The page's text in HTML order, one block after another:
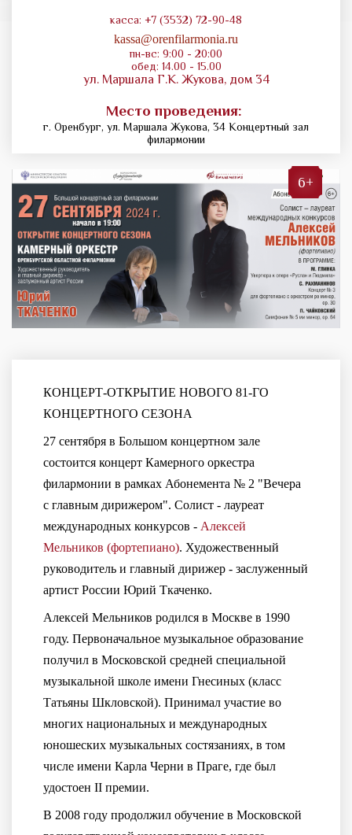
касса: +7 (3532) 72-90-48
kassa@orenfilarmonia.ru
пн-вс: 9:00 - 20:00
обед: 14.00 - 15.00
ул. Маршала Г.К. Жукова, дом 34
Место проведения:
г. Оренбург, ул. Маршала Жукова, 34 Концертный зал
филармонии
6+
КОНЦЕРТ-ОТКРЫТИЕ НОВОГО 81-ГО
КОНЦЕРТНОГО СЕЗОНА
27 сентября в Большом концертном зале
состоится концерт Камерного оркестра
филармонии в рамках Абонемента № 2 "Вечера
с главным дирижером". Солист - лауреат
международных конкурсов - Алексей
Мельников (фортепиано). Художественный
руководитель и главный дирижер - заслуженный
артист России Юрий Ткаченко.
Алексей Мельников родился в Москве в 1990
году. Первоначальное музыкальное образование
получил в Московской средней специальной
музыкальной школе имени Гнесиных (класс
Татьяны Шкловской). Принимал участие во
многих национальных и международных
юношеских музыкальных состязаниях, в том
числе имени Карла Черни в Праге, где был
удостоен II премии.
В 2008 году продолжил обучение в Московской